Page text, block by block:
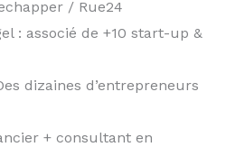
/ Rue24
: associé de +10 start-up &
dizaines d’entrepreneurs
+ consultant en